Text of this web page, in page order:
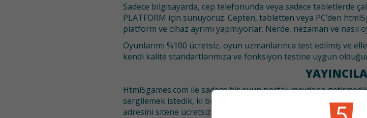
Sadece bilgisayarda, cep telefonunda veya sadece tabletlerde
PLATFORM için sunuyoruz. Cepten, tabletten veya PC’den
platform ve cihaz ayrımı yapmıyorlar. Nerde, nezaman ve nasıl
Oyunlarımı %100 ücretsiz, oyun uzmanlarınca test edilmiş ve
kendi kalite standartlarımıza ve fonksiyon testine uygun
Html5games.com ile sadece bir oyun portalı meydana
sergilemek istedik, ki bu oyunlar ortaklık kurduğumuz
adresini sitene ücretsiz ekleyebilirsin.